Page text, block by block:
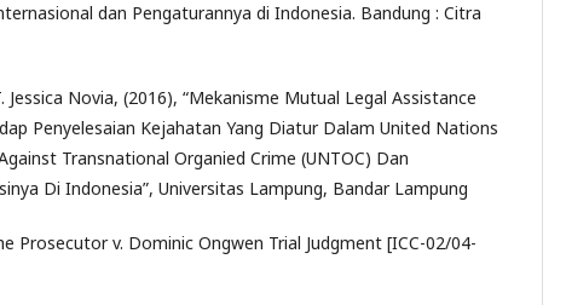
dan Pengaturannya di Indonesia. Bandung : Citra
Jessica Novia, (2016), “Mekanisme Mutual Legal Assistance
Penyelesaian Kejahatan Yang Diatur Dalam United Nations
Transnational Organied Crime (UNTOC) Dan
Di Indonesia”, Universitas Lampung, Bandar Lampung
Prosecutor v. Dominic Ongwen Trial Judgment [ICC-02/04-